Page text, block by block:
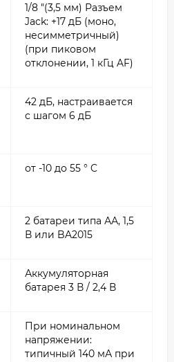
1/8 "(3,5 мм) Разъем
Jack: +17 дБ (моно,
несимметричный)
(при пиковом
отклонении, 1 кГц AF)
42 дБ, настраивается
с шагом 6 дБ
от -10 до 55 ° C
2 батареи типа АА, 1,5
В или BA2015
Аккумуляторная
батарея 3 В / 2,4 В
При номинальном
напряжении:
типичный 140 мА при